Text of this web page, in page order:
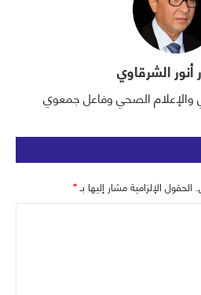
أنور الشرقاوي
والإعلام الصحي وفاعل جمعوي
الحقول الإلزامية مشار إليها بـ*